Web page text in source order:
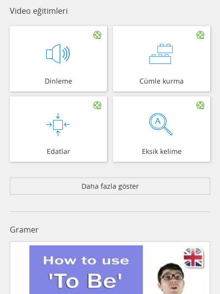
Video eğitimleri
Dinleme Cümle kurma
Edatlar Eksik kelime
Daha fazla göster
Gramer